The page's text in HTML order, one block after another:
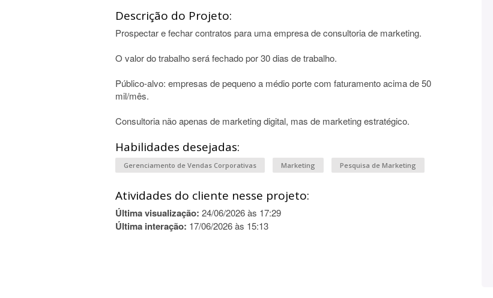
Descrição do Projeto:
Prospectar e fechar contratos para uma empresa de consultoria de marketing.
O valor do trabalho será fechado por 30 dias de trabalho.
Público-alvo: empresas de pequeno a médio porte com faturamento acima de 50
mil/mês.
Consultoria não apenas de marketing digital, mas de marketing estratégico.
Habilidades desejadas:
Gerenciamento de Vendas Corporativas Marketing Pesquisa de Marketing
Atividades do cliente nesse projeto:
Última visualização: 24/06/2026 às 17:29
Última interação: 17/06/2026 às 15:13